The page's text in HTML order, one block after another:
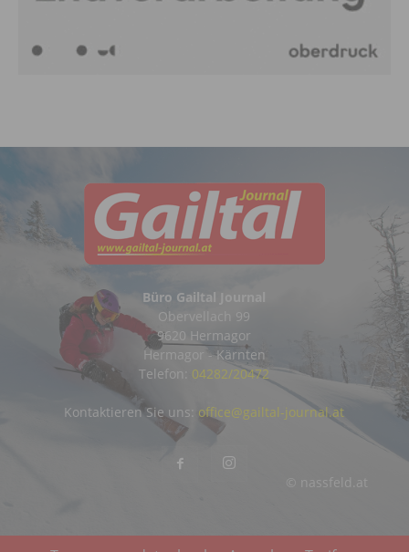
Büro Gailtal Journal
Obervellach 99
9620 Hermagor
Hermagor - Kärnten
Telefon: 04282/20472
© nassfeld.at
Kontaktieren Sie uns: office@gailtal-journal.at